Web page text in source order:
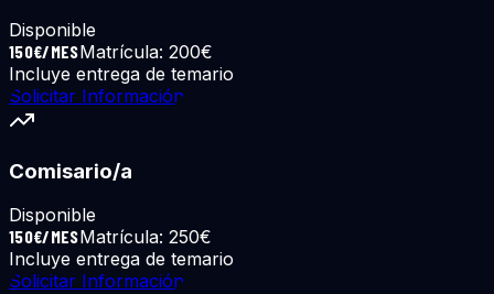
Disponible
150€/MESMatrícula: 200€
Incluye entrega de temario
Solicitar Información
Comisario/a
Disponible
150€/MESMatrícula: 250€
Incluye entrega de temario
Solicitar Información